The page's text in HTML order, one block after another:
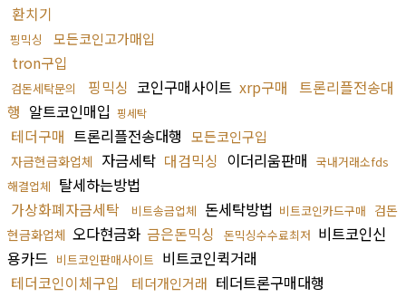
환치기
핑믹싱 모든코인고가매입
tron구입
검돈세탁문의 핑믹싱 코인구매사이트 xrp구매 트론리플전송대
행 알트코인매입 핑세탁
테더구매 트론리플전송대행 모든코인구입
자금현금화업체 자금세탁 대검믹싱 이더리움판매 국내거래소fds
해결업체 탈세하는방법
가상화폐자금세탁
비트송금업체 돈세탁방법 비트코인카드구매 검돈
현금화업체 오다현금화 금은돈믹싱 돈믹싱수수료최저 비트코인신
용카드 비트코인판매사이트
비트코인퀵거래
테더코인이체구입
테더개인거래 테더트론구매대행